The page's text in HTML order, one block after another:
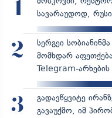
1
სავარაუდოდ,
2
სერგეი
მომხდარ
Telegram-
3
გადავწყვიტე
გავაუქმო, იმ